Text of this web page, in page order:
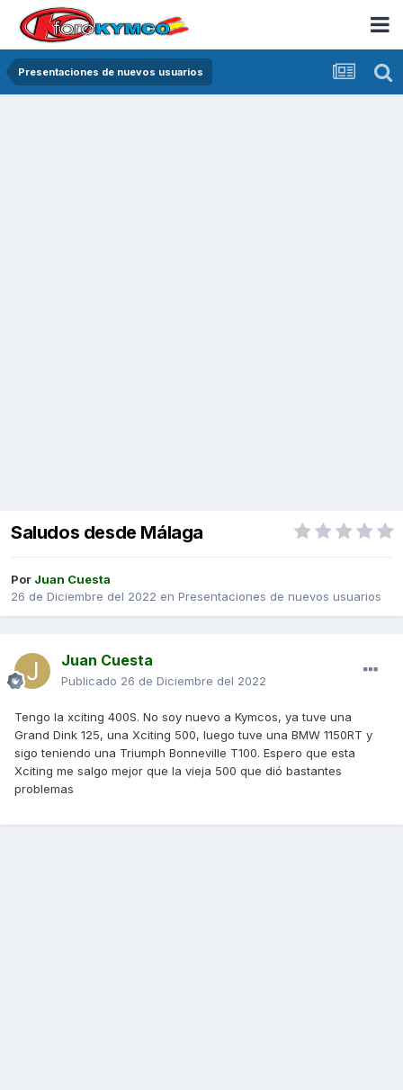
Presentaciones de nuevos usuarios
Saludos desde Málaga
Por Juan Cuesta
26 de Diciembre del 2022 en Presentaciones de nuevos usuarios
Juan Cuesta
Publicado 26 de Diciembre del 2022
Tengo la xciting 400S. No soy nuevo a Kymcos, ya tuve una
Grand Dink 125, una Xciting 500, luego tuve una BMW 1150RT y
sigo teniendo una Triumph Bonneville T100. Espero que esta
Xciting me salgo mejor que la vieja 500 que dió bastantes
problemas